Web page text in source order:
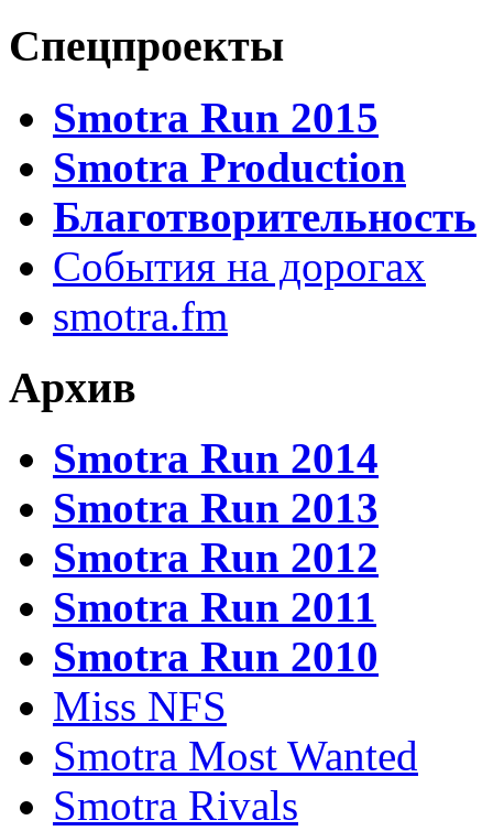
Спецпроекты
Smotra Run 2015
Smotra Production
Благотворительность
События на дорогах
smotra.fm
Архив
Smotra Run 2014
Smotra Run 2013
Smotra Run 2012
Smotra Run 2011
Smotra Run 2010
Miss NFS
Smotra Most Wanted
Smotra Rivals